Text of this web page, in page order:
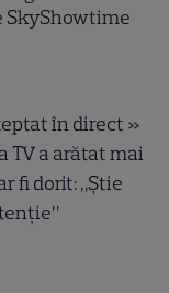
SkyShowtime
în direct »
TV a arătat mai
fi dorit: „Știe